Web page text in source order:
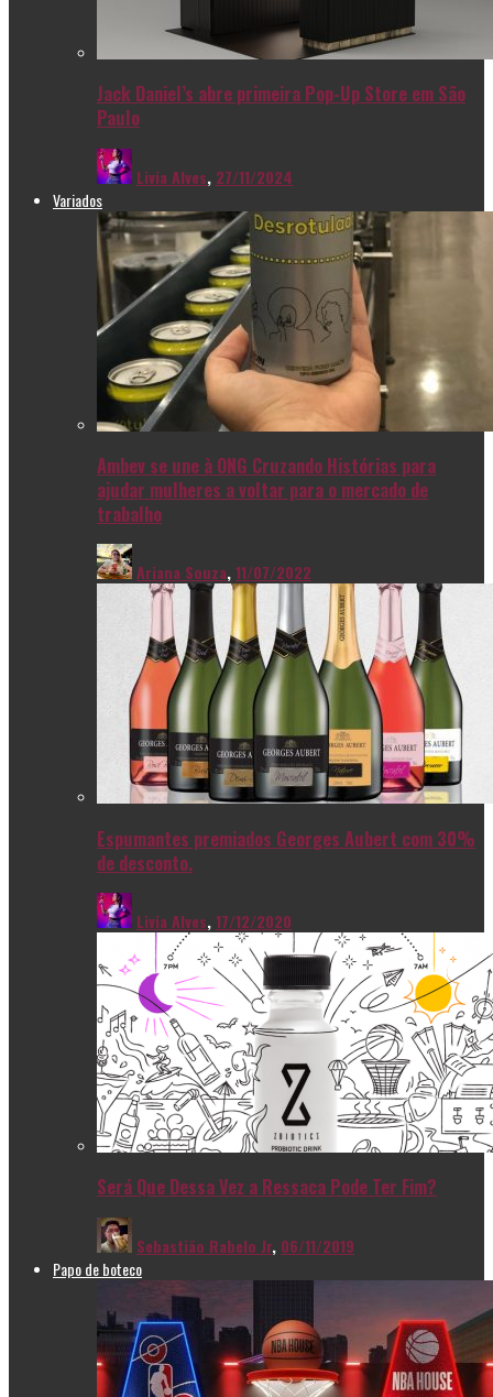
Jack Daniel’s abre primeira Pop-Up Store em São
Paulo
Livia Alves, 27/11/2024
Variados
Ambev se une à ONG Cruzando Histórias para
ajudar mulheres a voltar para o mercado de
trabalho
Ariana Souza,11/07/2022
Espumantes premiados Georges Aubert com 30%
de desconto.
Livia Alves,17/12/2020
Será Que Dessa Vez a Ressaca Pode Ter Fim?
Sebastião Rabelo Jr, 06/11/2019
Papo de boteco